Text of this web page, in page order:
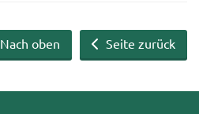
Seite zurück
Nach oben